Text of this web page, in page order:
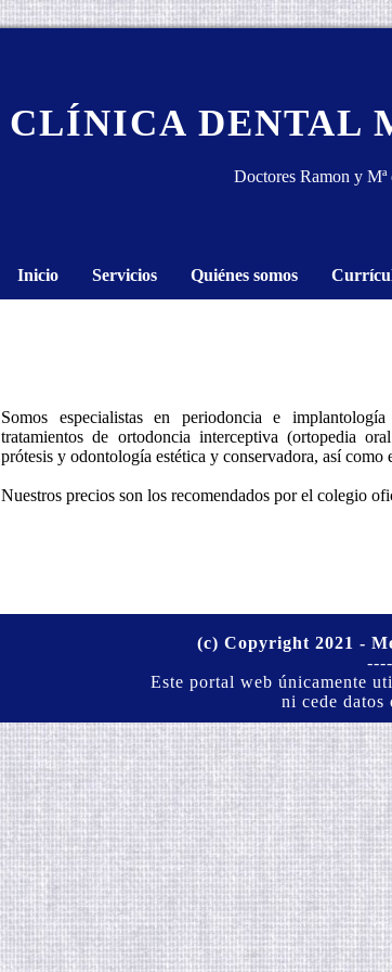
CLÍNICA DENTAL
Doctores Ramon y
Inicio Servicios Quiénes somos
Somos especialistas en periodoncia e
tratamientos de ortodoncia interceptiva (ortopedia
prótesis y odontología estética y conservadora, así como
Nuestros precios son los recomendados por el colegio
(c) Copyright 2021 -
Este portal web únicamente
ni cede datos